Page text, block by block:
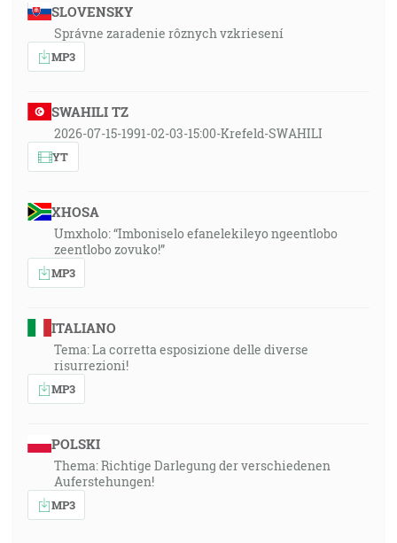
SLOVENSKY
Správne zaradenie rôznych vzkriesení
MP3
SWAHILI TZ
2026-07-15-1991-02-03-15:00-Krefeld-SWAHILI
YT
XHOSA
Umxholo: “Imboniselo efanelekileyo ngeentlobo
zeentlobo zovuko!”
MP3
ITALIANO
Tema: La corretta esposizione delle diverse
risurrezioni!
MP3
POLSKI
Thema: Richtige Darlegung der verschiedenen
Auferstehungen!
MP3